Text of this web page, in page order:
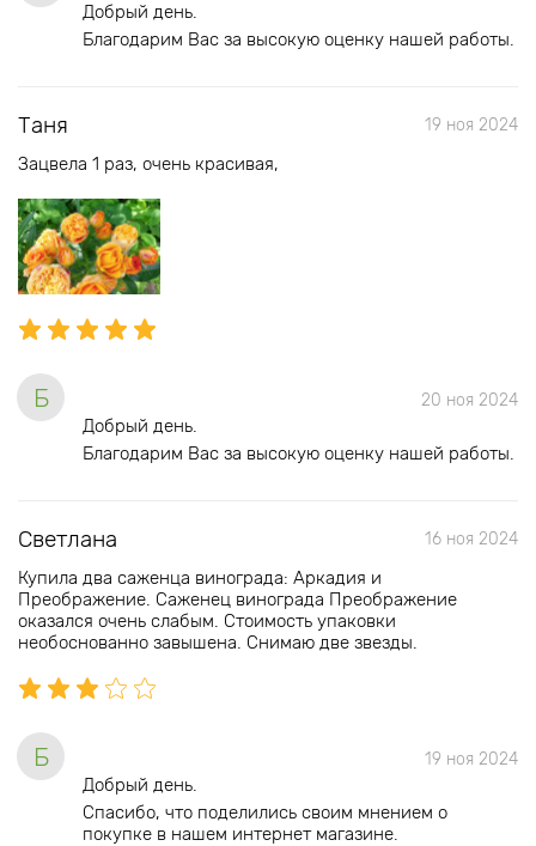
Добрый день.
Благодарим Вас за высокую оценку нашей работы.
Таня 19 ноя 2024
Зацвела 1 раз, очень красивая,
Б 20 ноя 2024
Добрый день.
Благодарим Вас за высокую оценку нашей работы.
Светлана 16 ноя 2024
Купила два саженца винограда: Аркадия и
Преображение. Саженец винограда Преображение
оказался очень слабым. Стоимость упаковки
необоснованно завышена. Снимаю две звезды.
Б 19 ноя 2024
Добрый день.
Спасибо, что поделились своим мнением о
покупке в нашем интернет магазине.